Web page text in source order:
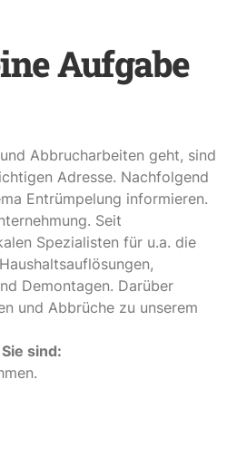
Aufgabe
Abbrucharbeiten geht, sind
Adresse. Nachfolgend
Entrümpelung informieren.
Seit
Spezialisten für u.a. die
Demontagen. Darüber
und Abbrüche zu unserem
sind: